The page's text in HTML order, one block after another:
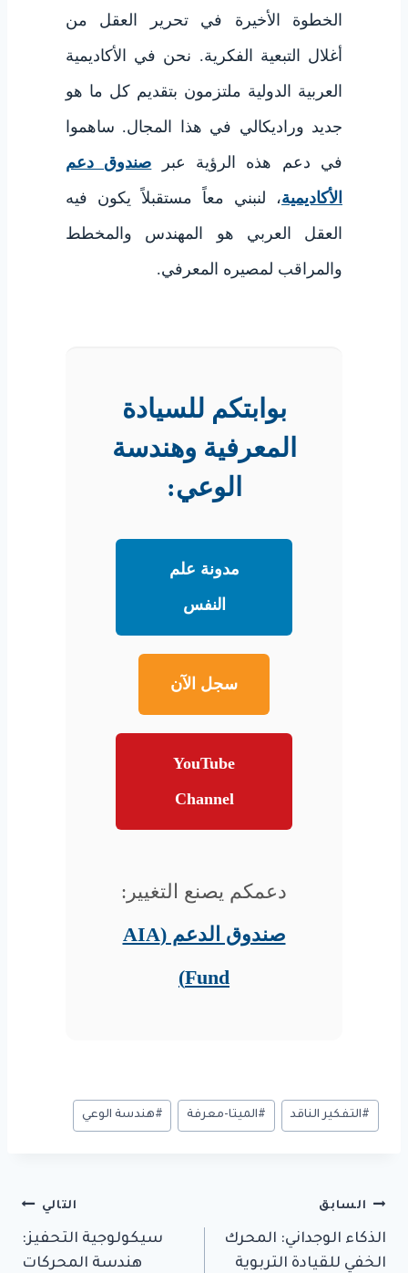
الخطوة الأخيرة في تحرير العقل من
أغلال التبعية الفكرية. نحن في الأكاديمية
العربية الدولية ملتزمون بتقديم كل ما هو
جديد وراديكالي في هذا المجال. ساهموا
في دعم هذه الرؤية عبر صندوق دعم
الأكاديمية، لنبني معاً مستقبلاً يكون فيه
العقل العربي هو المهندس والمخطط
والمراقب لمصيره المعرفي.
بوابتكم للسيادة
المعرفية وهندسة
الوعي:
مدونة علم
النفس
سجل الآن
YouTube
Channel
دعمكم يصنع التغيير:
صندوق الدعم (AIA
Fund)
وسوم
المقال:
#التفكير الناقد #الميتا-معرفة #هندسة الوعي
تصفّح
المقالات
السابق
الذكاء الوجداني: المحرك
الخفي للقيادة التربوية
التالي
سيكولوجية التحفيز:
هندسة المحركات